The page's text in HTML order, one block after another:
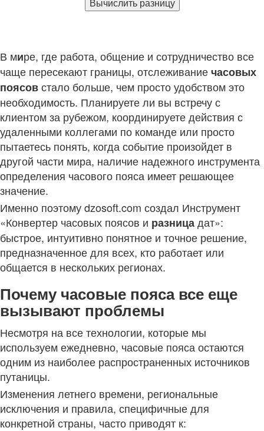
В мире, где работа, общение и сотрудничество все
чаще пересекают границы, отслеживаниечасовых
поясовстало больше, чем просто удобством это
необходимость. Планируете ли вы встречу с
клиентом за рубежом, координируете действия с
удаленными коллегами по команде или просто
пытаетесь понять, когда событие произойдет в
другой части мира, наличие надежного инструмента
определения часового пояса имеет решающее
значение.
Именно поэтому dzosoft.com создал Инструмент
«Конвертер часовых поясов и разницадат»:
быстрое, интуитивно понятное и точное решение,
предназначенное для всех, кто работает или
общается в нескольких регионах.
Почему часовые пояса все еще
вызывают проблемы
Несмотря на все технологии, которые мы
используем ежедневно, часовые пояса остаются
одним из наиболее распространенных источников
путаницы.
Изменения летнего времени, региональные
исключения и правила, специфичные для
конкретной страны, часто приводят к: